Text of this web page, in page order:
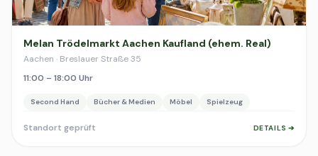
Melan Trödelmarkt Aachen Kaufland (ehem. Real)
Aachen · Breslauer Straße 35
11:00 – 18:00 Uhr
Second Hand Bücher & Medien Möbel Spielzeug
Standort geprüft DETAILS ➔